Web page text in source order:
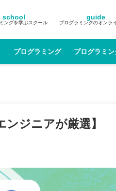
school
ングを学ぶスクール
guide
プログラミングのオンラ
プログラミング プログラミ
ジニアが厳選】